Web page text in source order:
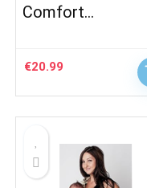
Comfort…
€20.99